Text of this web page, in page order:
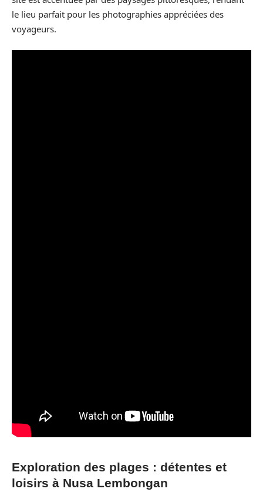
le lieu parfait pour les photographies appréciées des
voyageurs.
Exploration des plages : détentes et
loisirs à Nusa Lembongan